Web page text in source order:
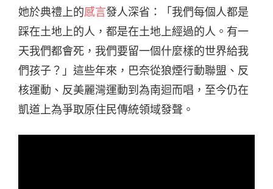
她於典禮上的感言發人深省：「我們每個人都是
踩在土地上的人，都是在土地上經過的人。有一
天我們都會死，我們要留一個什麼樣的世界給我
們孩子？」這些年來，巴奈從狼煙行動聯盟、反
核運動、反美麗灣運動到為南迴而唱，至今仍在
凱道上為爭取原住民傳統領域發聲。